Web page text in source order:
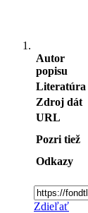
Autor
popisu
Literatúra
Zdroj dát
URL
Pozri tiež
Odkazy
Zdieľať